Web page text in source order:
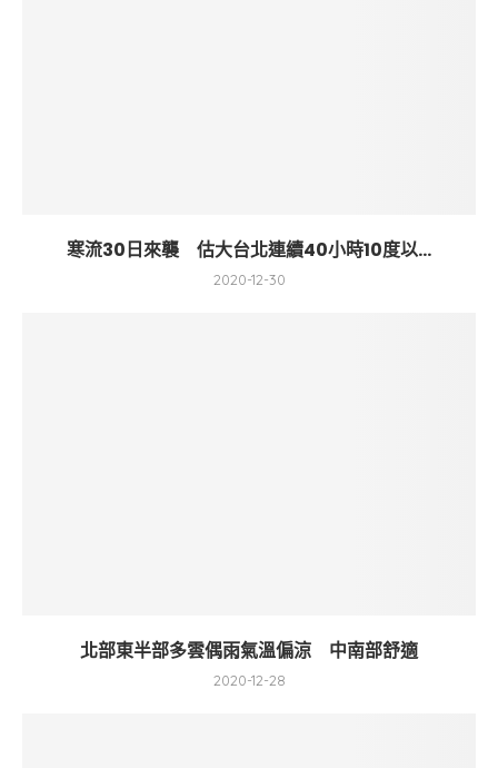
寒流30日來襲 估大台北連續40小時10度以...
2020-12-30
北部東半部多雲偶雨氣溫偏涼 中南部舒適
2020-12-28